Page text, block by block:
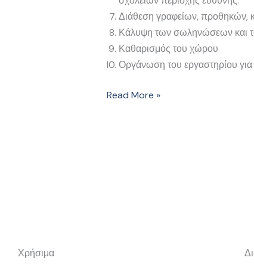
Διάθεση γραφείων, προθηκών,
Κάλυψη των σωληνώσεων και
Καθαρισμός του χώρου
Οργάνωση του εργαστηρίου για
Read More »
Χρήσιμα